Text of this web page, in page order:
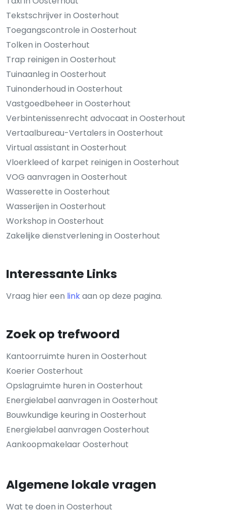
Tekstschrijver in Oosterhout
Toegangscontrole in Oosterhout
Tolken in Oosterhout
Trap reinigen in Oosterhout
Tuinaanleg in Oosterhout
Tuinonderhoud in Oosterhout
Vastgoedbeheer in Oosterhout
Verbintenissenrecht advocaat in Oosterhout
Vertaalbureau-Vertalers in Oosterhout
Virtual assistant in Oosterhout
Vloerkleed of karpet reinigen in Oosterhout
VOG aanvragen in Oosterhout
Wasserette in Oosterhout
Wasserijen in Oosterhout
Workshop in Oosterhout
Zakelijke dienstverlening in Oosterhout
Interessante Links
Vraag hier een linkaan op deze pagina.
Zoek op trefwoord
Kantoorruimte huren in Oosterhout
Koerier Oosterhout
Opslagruimte huren in Oosterhout
Energielabel aanvragen in Oosterhout
Bouwkundige keuring in Oosterhout
Energielabel aanvragen Oosterhout
Aankoopmakelaar Oosterhout
Algemene lokale vragen
Wat te doen in Oosterhout